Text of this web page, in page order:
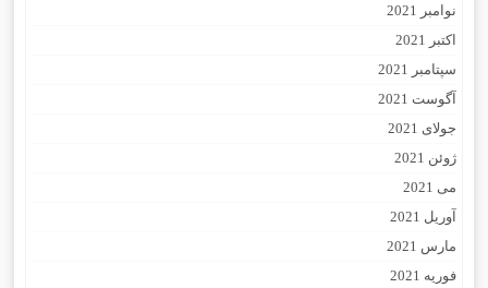
نوامبر 2021
اکتبر 2021
سپتامبر 2021
آگوست 2021
جولای 2021
ژوئن 2021
می 2021
آوریل 2021
مارس 2021
فوریه 2021